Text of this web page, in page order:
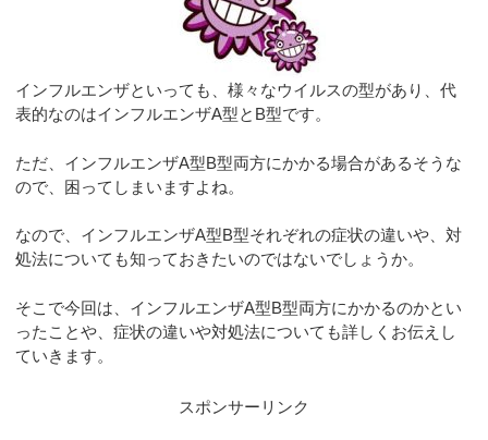
インフルエンザといっても、様々なウイルスの型があり、代
表的なのはインフルエンザA型とB型です。
ただ、インフルエンザA型B型両方にかかる場合があるそうな
ので、困ってしまいますよね。
なので、インフルエンザA型B型それぞれの症状の違いや、対
処法についても知っておきたいのではないでしょうか。
そこで今回は、インフルエンザA型B型両方にかかるのかとい
ったことや、症状の違いや対処法についても詳しくお伝えし
ていきます。
スポンサーリンク